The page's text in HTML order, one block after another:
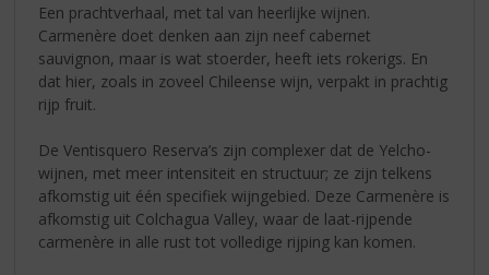
Een prachtverhaal, met tal van heerlijke wijnen.
Carmenère doet denken aan zijn neef cabernet
sauvignon, maar is wat stoerder, heeft iets rokerigs. En
dat hier, zoals in zoveel Chileense wijn, verpakt in prachtig
rijp fruit.
De Ventisquero Reserva’s zijn complexer dat de Yelcho-
wijnen, met meer intensiteit en structuur; ze zijn telkens
afkomstig uit één specifiek wijngebied. Deze Carmenère is
afkomstig uit Colchagua Valley, waar de laat-rijpende
carmenère in alle rust tot volledige rijping kan komen.